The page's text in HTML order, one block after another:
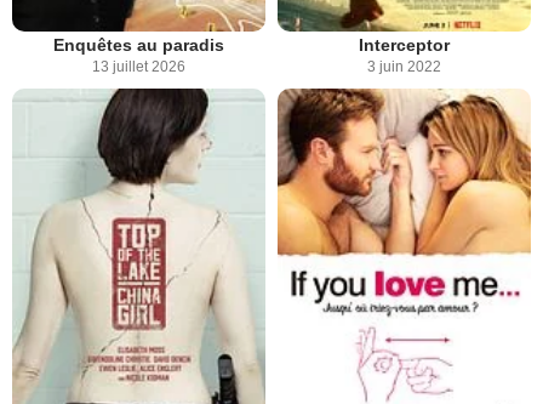
Enquêtes au paradis
13 juillet 2026
Interceptor
3 juin 2022